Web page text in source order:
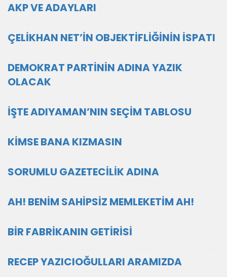
AKP VE ADAYLARI
ÇELİKHAN NET’İN OBJEKTİFLİĞİNİN İSPATI
DEMOKRAT PARTİNİN ADINA YAZIK
OLACAK
İŞTE ADIYAMAN’NIN SEÇİM TABLOSU
KİMSE BANA KIZMASIN
SORUMLU GAZETECİLİK ADINA
AH! BENİM SAHİPSİZ MEMLEKETİM AH!
BİR FABRİKANIN GETİRİSİ
RECEP YAZICIOĞULLARI ARAMIZDA